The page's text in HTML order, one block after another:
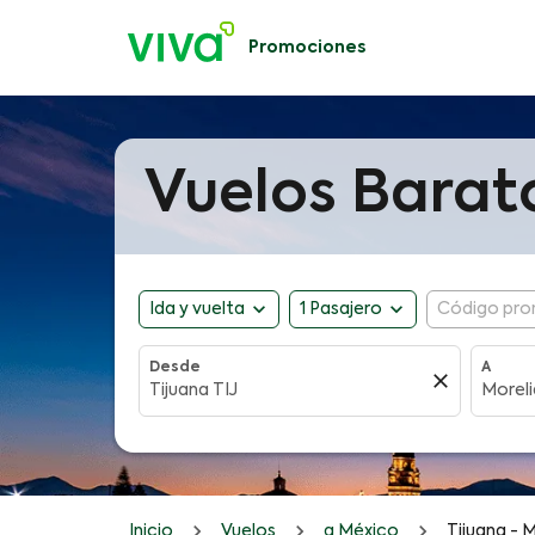
Promociones
Vuelos
Ida y vuelta expand_more 1 Pasajero expand_more Código
Desde
close
A
Inicio Vuelos a México Tijuana -